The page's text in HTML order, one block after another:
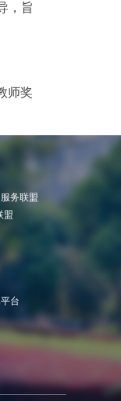
，旨
师奖
务联盟
盟
台